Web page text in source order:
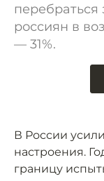
перебраться
россиян в
— 31%.
В России
настроения.
границу